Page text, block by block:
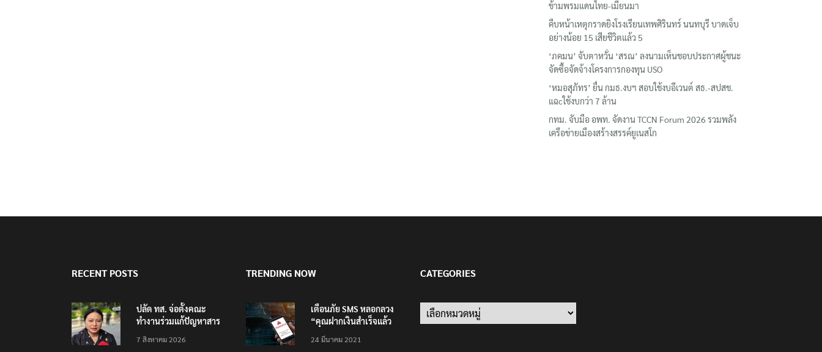
ข้ามพรมแดนไทย-เมียนมา
คืบหน้าเหตุกราดยิงโรงเรียนเทพศิรินทร์ นนทบุรี บาดเจ็บ
อย่างน้อย 15 เสียชีวิตแล้ว 5
‘ภคมน’ จับตาหวั่น ‘สรณ’ ลงนามเห็นชอบประกาศผู้ชนะ
จัดซื้อจัดจ้างโครงการกองทุน USO
‘หมอสุภัทร’ ยื่น กมธ.งบฯ สอบใช้งบอีเวนต์ สธ.-สปสช.
แฉcใช้งบกว่า 7 ล้าน
กทม. จับมือ อพท. จัดงาน TCCN Forum 2026 รวมพลัง
เครือข่ายเมืองสร้างสรรค์ยูเนสโก
RECENT POSTS
ปลัด ทส. จ่อตั้งคณะ
ทำงานร่วมแก้ปัญหาสาร
ไทย-เมียนมา
7 สิงหาคม 2026
TRENDING NOW
เตือนภัย SMS หลอกลวง
“คุณฝากเงินสำเร็จแล้ว
200,000 บาท”
24 มีนาคม 2021
CATEGORIES
Categories